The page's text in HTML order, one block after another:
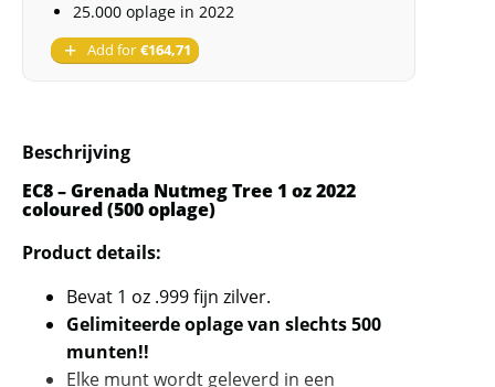
25.000 oplage in 2022
Add for €164,71
Beschrijving
EC8 – Grenada Nutmeg Tree 1 oz 2022
coloured (500 oplage)
Product details:
Bevat 1 oz .999 fijn zilver.
Gelimiteerde oplage van slechts 500
munten!!
Elke munt wordt geleverd in een